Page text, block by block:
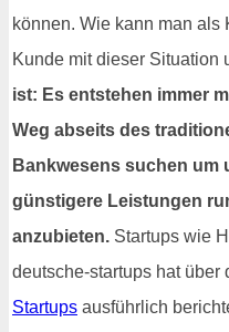
können. Wie kann man als
Kunde mit dieser Situation
ist: Es entstehen immer
Weg abseits des
Bankwesens suchen um
günstigere Leistungen
anzubieten. Startups wie
deutsche-startups hat über
Startups ausführlich